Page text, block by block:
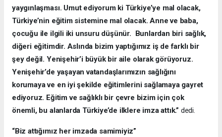
yaygınlaşması. Umut ediyorum ki Türkiye’ye mal olacak,
Türkiye’nin eğitim sistemine mal olacak. Anne ve baba,
çocuğu ile ilgili iki unsuru düşünür. Bunlardan biri sağlık,
diğeri eğitimdir. Aslında bizim yaptığımız iş de farklı bir
şey değil. Yenişehir’i büyük bir aile olarak görüyoruz.
Yenişehir’de yaşayan vatandaşlarımızın sağlığını
korumaya ve en iyi şekilde eğitimlerini sağlamaya gayret
ediyoruz. Eğitim ve sağlıklı bir çevre bizim için çok
önemli, bu alanlarda Türkiye’de ilklere imza attık.” dedi.
“Biz attığımız her imzada samimiyiz”